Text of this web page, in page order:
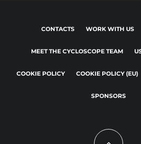
CONTACTS WORK WITH US
MEET THE CYCLOSCOPE TEAM
COOKIE POLICY COOKIE POLICY (EU)
SPONSORS